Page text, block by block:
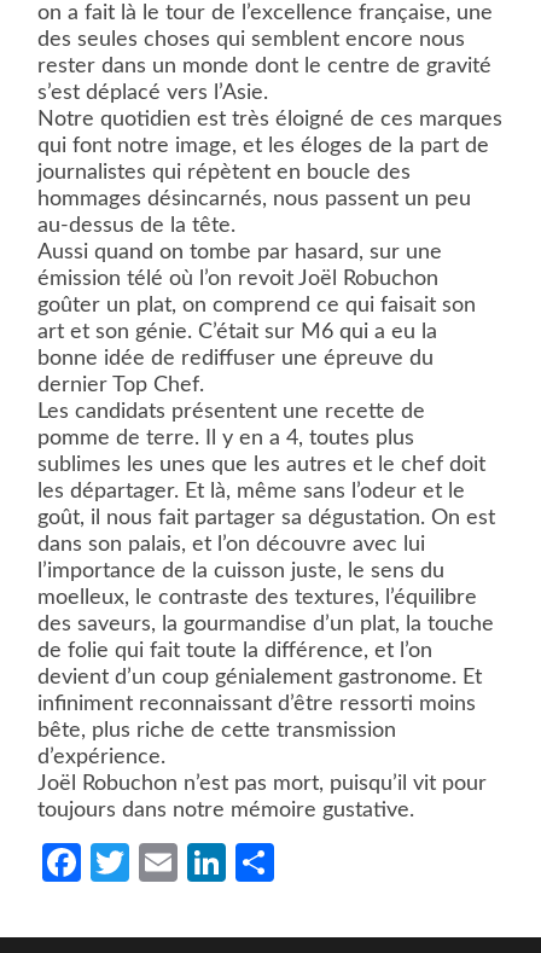
on a fait là le tour de l’excellence française, une
des seules choses qui semblent encore nous
rester dans un monde dont le centre de gravité
s’est déplacé vers l’Asie.
Notre quotidien est très éloigné de ces marques
qui font notre image, et les éloges de la part de
journalistes qui répètent en boucle des
hommages désincarnés, nous passent un peu
au-dessus de la tête.
Aussi quand on tombe par hasard, sur une
émission télé où l’on revoit Joël Robuchon
goûter un plat, on comprend ce qui faisait son
art et son génie. C’était sur M6 qui a eu la
bonne idée de rediffuser une épreuve du
dernier Top Chef.
Les candidats présentent une recette de
pomme de terre. Il y en a 4, toutes plus
sublimes les unes que les autres et le chef doit
les départager. Et là, même sans l’odeur et le
goût, il nous fait partager sa dégustation. On est
dans son palais, et l’on découvre avec lui
l’importance de la cuisson juste, le sens du
moelleux, le contraste des textures, l’équilibre
des saveurs, la gourmandise d’un plat, la touche
de folie qui fait toute la différence, et l’on
devient d’un coup génialement gastronome. Et
infiniment reconnaissant d’être ressorti moins
bête, plus riche de cette transmission
d’expérience.
Joël Robuchon n’est pas mort, puisqu’il vit pour
toujours dans notre mémoire gustative.
Facebook
Twitter
EmailLinkedIn